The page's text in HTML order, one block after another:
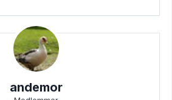
andemor